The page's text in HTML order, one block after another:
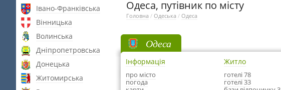
Івано-Франківська
Вінницька
Волинська
Дніпропетровська
Донецька
Житомирська
Одеса, путівник по місту
Головна / Одеська / Одеса
Одеса
Інформація
про місто
погода
Житло
готелі 78
готелі 33